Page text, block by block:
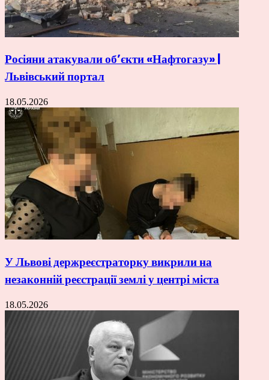
Росіяни атакували об’єкти «Нафтогазу» |
Львівський портал
18.05.2026
У Львові держреєстраторку викрили на
незаконній реєстрації землі у центрі міста
18.05.2026